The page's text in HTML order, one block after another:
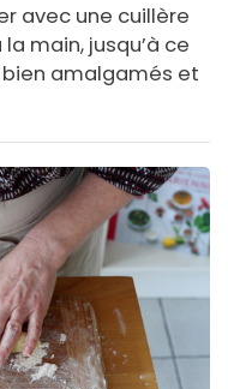
avec une cuillère
main, jusqu’à ce
amalgamés et